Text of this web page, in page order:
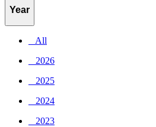
Year
_ All
_ 2026
_ 2025
_ 2024
_ 2023